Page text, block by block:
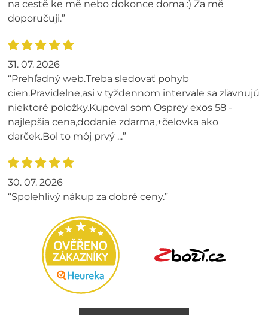
na cestě ke mě nebo dokonce doma :) Za mě
doporučuji.”
31. 07. 2026
“Prehľadný web.Treba sledovať pohyb
cien.Pravidelne,asi v tyždennom intervale sa zľavnujú
niektoré položky.Kupoval som Osprey exos 58 -
najlepšia cena,dodanie zdarma,+čelovka ako
darček.Bol to môj prvý ...”
30. 07. 2026
“Spolehlivý nákup za dobré ceny.”